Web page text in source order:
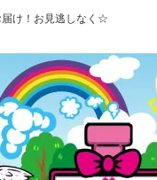
届け！お見逃しなく☆